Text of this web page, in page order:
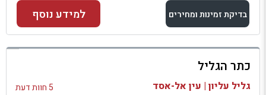
בדיקת זמינות ומחירים
למתחם זה
בדיקת זמינות ומחירים
למידע נוסף
כתר הגליל
גליל עליון | עין אל-אסד 5 חוות דעת